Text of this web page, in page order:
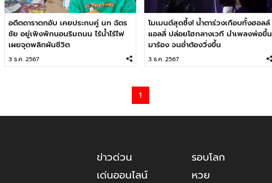
อดีตดาราตกอับ เคยประกบคู่ นก ฉัตร
ชัย อยู่เพิงพักนอนริมถนน ไร้น้ำไร้ไฟ
เผยจุดพลิกผันชีวิต
3 ธ.ค. 2567
โมเมนต์สุดซึ้ง! น้ำตาร่วงเกือบทั้งฮอลล์
แอลลี่ ปล่อยโฮกลางเวที นำเพลงพ่อขึ้น
มาร้อง จนอ่ำต้องวิ่งขึ้น
3 ธ.ค. 2567
1
ข่าวด่วน
เด่นออนไลน์
รอบโลก
หวย